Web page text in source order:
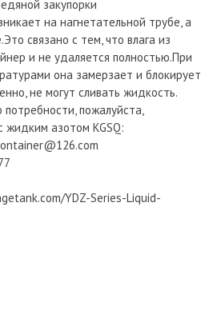
закупорки
на нагнетательной трубе, а
связано с тем, что влага из
и не удаляется полностью.При
она замерзает и блокирует
не могут сливать жидкость.
пожалуйста,
жидким азотом KGSQ:
YDZ-Series-Liquid-